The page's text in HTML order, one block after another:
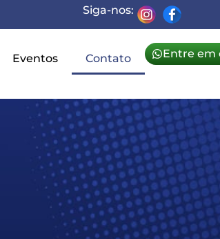
Siga-nos:
Eventos Contato Entre em